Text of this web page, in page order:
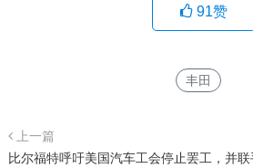
91赞
丰田
上一篇
比尔福特呼吁美国汽车工会停止罢工，并